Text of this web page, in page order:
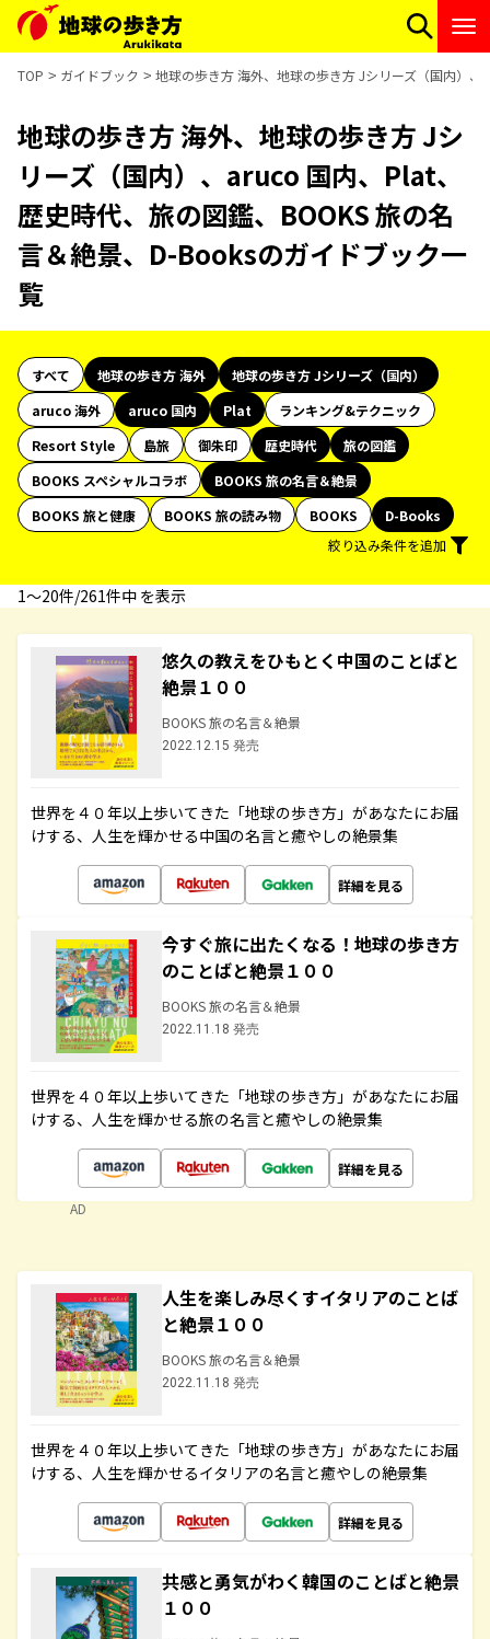
TOP ガイドブック 地球の歩き方 海外、地球の歩き方 Jシリーズ（国内）
地球の歩き方 海外、地球の歩き方 Jシ
リーズ（国内）、aruco 国内、Plat、
歴史時代、旅の図鑑、BOOKS 旅の名
言＆絶景、D-Booksのガイドブック一
覧
すべて 地球の歩き方 海外
地球の歩き方 Jシリーズ（国内）
aruco 海外
aruco 国内 Plat
ランキング&テクニック
Resort Style
島旅 御朱印 歴史時代
旅の図鑑
BOOKS スペシャルコラボ
BOOKS 旅の名言＆絶景
BOOKS 旅と健康
BOOKS 旅の読み物 BOOKS
D-Books
絞り込み条件を追加
1〜20件/261件中 を表示
悠久の教えをひもとく中国のことばと
絶景１００
BOOKS 旅の名言＆絶景
2022.12.15 発売
世界を４０年以上歩いてきた「地球の歩き方」があなたにお届
けする、人生を輝かせる中国の名言と癒やしの絶景集
詳細を見る
今すぐ旅に出たくなる！地球の歩き方
のことばと絶景１００
BOOKS 旅の名言＆絶景
2022.11.18 発売
世界を４０年以上歩いてきた「地球の歩き方」があなたにお届
けする、人生を輝かせる旅の名言と癒やしの絶景集
詳細を見る
AD
人生を楽しみ尽くすイタリアのことば
と絶景１００
BOOKS 旅の名言＆絶景
2022.11.18 発売
世界を４０年以上歩いてきた「地球の歩き方」があなたにお届
けする、人生を輝かせるイタリアの名言と癒やしの絶景集
詳細を見る
共感と勇気がわく韓国のことばと絶景
１００